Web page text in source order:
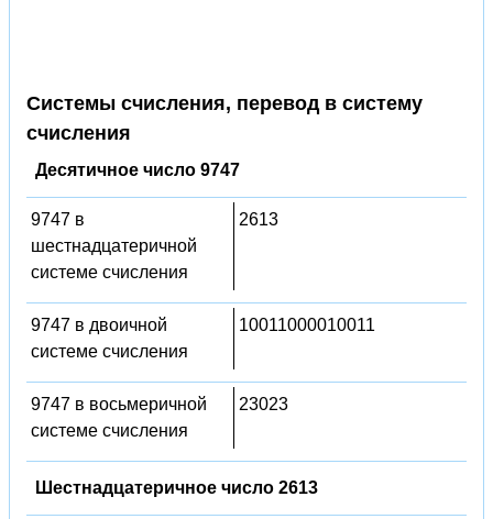
Системы счисления, перевод в систему
счисления
Десятичное число 9747
9747 в
шестнадцатеричной
системе счисления
2613
9747 в двоичной
системе счисления
10011000010011
9747 в восьмеричной
системе счисления
23023
Шестнадцатеричное число 2613